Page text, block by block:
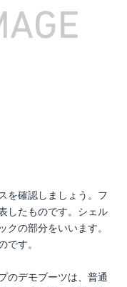
を確認しましょう。フ
したものです。シェル
クの部分をいいます。
です。
のデモブーツは、普通